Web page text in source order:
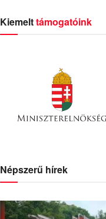
Kiemelttámogatóink
Népszerű hírek